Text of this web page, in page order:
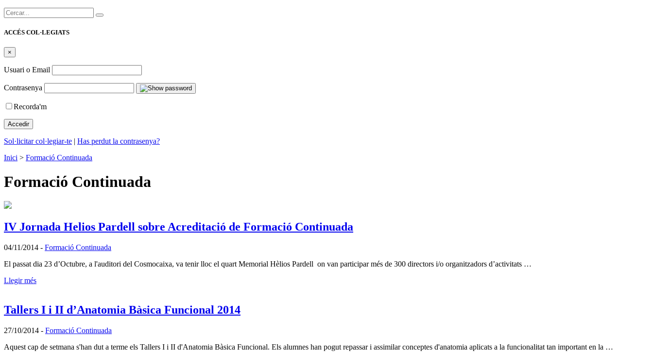
Cercar:
ACCÉS COL·LEGIATS
×
Usuari o Email
Contrasenya
Recorda'm
Sol·licitar col·legiar-te | Has perdut la contrasenya?
Inici > Formació Continuada
Formació Continuada
IV Jornada Helios Pardell sobre Acreditació de Formació Continuada
04/11/2014 - Formació Continuada
El passat dia 23 d’Octubre, a l'auditori del Cosmocaixa, va tenir lloc el quart Memorial Hèlios Pardell on van participar més de 300 directors i/o organitzadors d’activitats …
Llegir més
Tallers I i II d’Anatomia Bàsica Funcional 2014
27/10/2014 - Formació Continuada
Aquest cap de setmana s'han dut a terme els Tallers I i II d'Anatomia Bàsica Funcional. Els alumnes han pogut repassar i assimilar conceptes d'anatomia aplicats a la funcionalitat tan important en la …